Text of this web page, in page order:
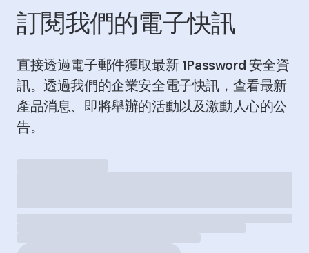
訂閱我們的電子快訊
直接透過電子郵件獲取最新 1Password 安全資
訊。透過我們的企業安全電子快訊，查看最新
產品消息、即將舉辦的活動以及激動人心的公
告。